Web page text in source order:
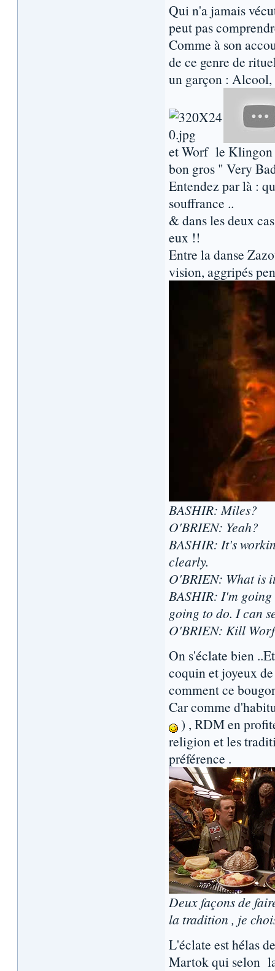
Qui n'a jamais
peut pas
Comme à son
de ce genre de
un garçon : Alcool,
et Worf le Klingon
bon gros " Very
Entendez par là :
souffrance ..
& dans les deux
eux !!
Entre la danse
vision, aggripés
BASHIR: Miles?
O'BRIEN: Yeah?
BASHIR: It's
clearly.
O'BRIEN: What is
BASHIR: I'm
going to do. I can
O'BRIEN: Kill
On s'éclate bien
coquin et joyeux
comment ce
Car comme
) , RDM en
religion et les
préférence .
Deux façons de
la tradition , je
L'éclate est hélas
Martok qui selon